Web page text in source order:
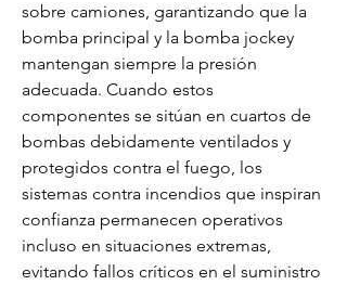
sobre camiones, garantizando que la
bomba principal y la bomba jockey
mantengan siempre la presión
adecuada. Cuando estos
componentes se sitúan en cuartos de
bombas debidamente ventilados y
protegidos contra el fuego, los
sistemas contra incendios que inspiran
confianza permanecen operativos
incluso en situaciones extremas,
evitando fallos críticos en el suministro